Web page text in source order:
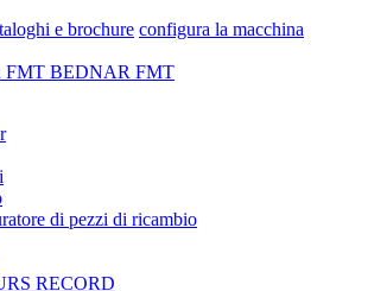
e brochure configura la macchina
BEDNAR FMT
di pezzi di ricambio
RECORD